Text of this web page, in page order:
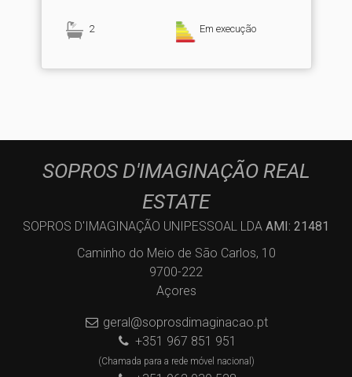
2 Em execução
SOPROS D'IMAGINAÇÃO REAL
ESTATE
SOPROS D'IMAGINAÇÃO UNIPESSOAL LDA AMI: 21481
Caminho do Meio de São Carlos, 10
9700-222
Açores
geral@soprosdimaginacao.pt
+351 967 851 951
(Chamada para a rede móvel nacional)